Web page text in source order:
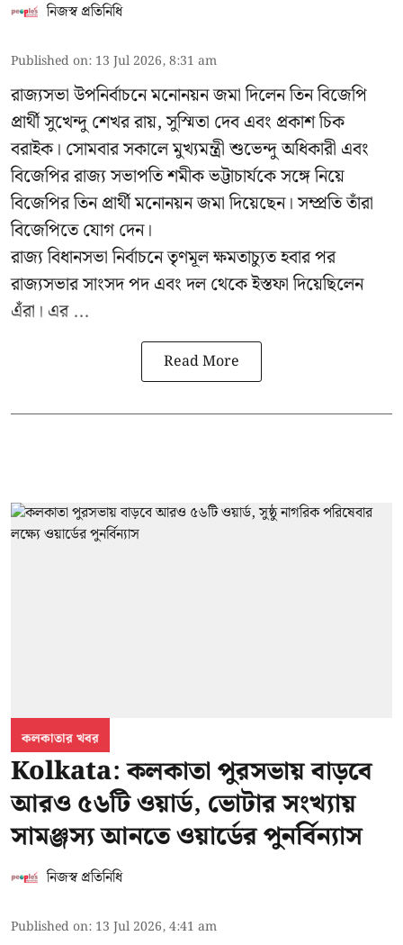
নিজস্ব প্রতিনিধি
Published on: 13 Jul 2026, 8:31 am
রাজ্যসভা উপনির্বাচনে মনোনয়ন জমা দিলেন তিন বিজেপি
প্রার্থী সুখেন্দু শেখর রায়, সুস্মিতা দেব এবং প্রকাশ চিক
বরাইক। সোমবার সকালে মুখ্যমন্ত্রী শুভেন্দু অধিকারী এবং
বিজেপির রাজ্য সভাপতি শমীক ভট্টাচার্যকে সঙ্গে নিয়ে
বিজেপির তিন প্রার্থী মনোনয়ন জমা দিয়েছেন। সম্প্রতি তাঁরা
বিজেপিতে যোগ দেন।
রাজ্য বিধানসভা নির্বাচনে তৃণমূল ক্ষমতাচ্যুত হবার পর
রাজ্যসভার সাংসদ পদ এবং দল থেকে ইস্তফা দিয়েছিলেন
এঁরা। এর ...
Read More
কলকাতার খবর
Kolkata: কলকাতা পুরসভায় বাড়বে
আরও ৫৬টি ওয়ার্ড, ভোটার সংখ্যায়
সামঞ্জস্য আনতে ওয়ার্ডের পুনর্বিন্যাস
নিজস্ব প্রতিনিধি
Published on: 13 Jul 2026, 4:41 am